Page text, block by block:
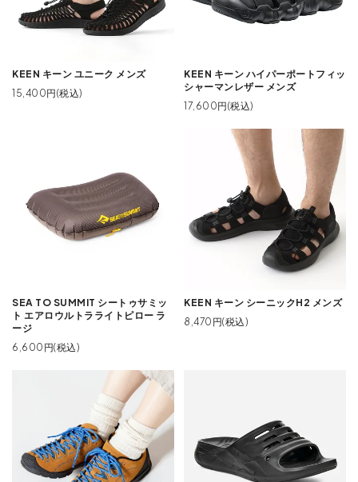
KEEN キーン ユニーク メンズ
15,400円(税込)
KEEN キーン ハイパーポートフィッ
シャーマンレザー メンズ
17,600円(税込)
SEA TO SUMMIT シートゥサミッ
ト エアロウルトラライトピロー ラ
ージ
6,600円(税込)
KEEN キーン シーニックH2 メンズ
8,470円(税込)